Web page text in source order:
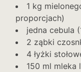
1 kg
proporcjach)
jedna cebula
2 ząbki
4 łyżki
150 ml mleka